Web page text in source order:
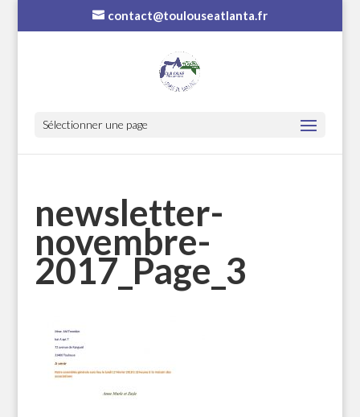
contact@toulouseatlanta.fr
Sélectionner une page
newsletter-
novembre-
2017_Page_3